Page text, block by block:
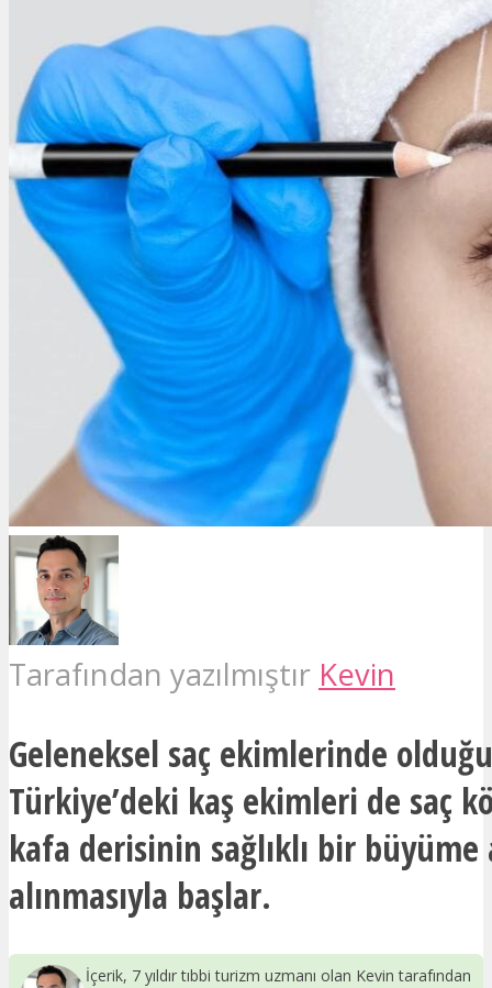
Tarafından yazılmıştır Kevin
Geleneksel saç ekimlerinde
Türkiye’deki kaş ekimleri de saç
kafa derisinin sağlıklı bir büyüme
alınmasıyla başlar.
İçerik, 7 yıldır tıbbi turizm uzmanı olan Kevin tarafından